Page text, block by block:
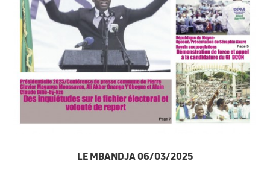
LE MBANDJA 06/03/2025